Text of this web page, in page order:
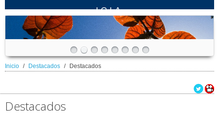
ICIA
Inicio Destacados Destacados
Destacados